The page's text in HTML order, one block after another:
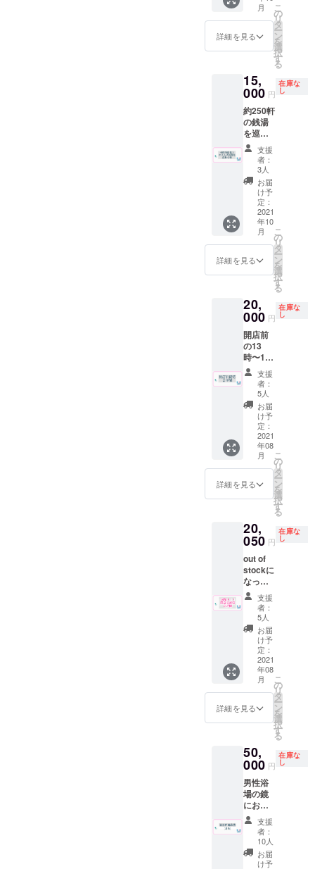
綿１０
０％ 日
染めの
ため色
するこ
とがあ
りま
す。
使って
いくう
ちに落
ち着い
て風合
いが増
しま
す。 ※
郵送は
９月中
頃を予
おりま
す。
https://t
witter.c
om/mid
uno_m
e?s=20
ぬ
https://
kamaw
anu.jp
の江
澤氏に
ご依頼
させて
頂きま
した。
サイ
ズ 約
33cm×
90cm
綿１０
本 ※手
染めの
色移り
するこ
とがあ
りま
す。
使って
いくう
ちに落
ち着い
て風合
いが増
しま
す。 グ
ラスに
ついて
海の屋
号をプ
した
ウォー
ターグ
ラスで
す。 サ
イズ
円周
210mm
口径
6.7×高
さ８cm
リンク
のみの
ご注文
限2022
年９月
送は９
月中頃
を予定
してお
りま
す。 ※
入札件
数が多
い場
合、追
加生産
になる
１ヶ月
ほど遅
ざいま
す。 ※
送料は
プロ
ジェク
トオー
ナー負
担とな
りま
す。
引き
券”を代
用致し
※ドリン
アル
コール
も可
（使用
時に喫
茶での
酒類の
販売が
可能の
場合）
但し未
成年の
方はソ
フトド
リンク
のみの
ご注文
限2022
年９月
末 ※郵
送は９
月中頃
を予定
してお
りま
す。 ※
送料は
プロ
ジェク
トオー
ナー負
担とな
す。 返
礼品の
ターン
でご確
認下さ
い。
壊れが
ない限
り残り
続けま
す。 必
欄にて
ご希望
の名
前、一
言をご
記入下
さい。
※購入後
に彫刻
不可の
内容と
判断す
ること
になっ
てし
まった
場合の
ステム
上でき
ませ
ん。そ
の際は
別の内
容のも
のを彫
刻させ
て頂く
為、
CAMPF
IRE内の
DMにて
やりと
りさせ
ていた
の番号
指定は
せん。
※10月中
での制
作予定
です。
※公序良
俗に反
する彫
刻内容
や第三
者のお
名前は
出来か
ねま
月
詳細を見る
こ
の
リ
タ
ー
ン
を
選
択
す
る
15,
000 円
在庫な
し
約250軒
の銭湯
を巡っ
ている
現役の
番頭が
おすす
めの銭
湯にい
くプラ
ンで
す。(お
風呂代
は店長
の奢り
です) 銭
家とし
ての銭
湯の見
え方、
銭湯や
る側と
しての
物件の
見え方
を兼ね
備えた
店長と
銭湯に
行きま
しょ
う！ 十
條湯店
https://
mobile.t
witter.c
om/8mi
nato7
※16時〜
22時の
間に銭
湯２件
はしご
するよ
うな内
容で
す。 ※
東京近
郊で行
きたい
あれば
そちら
に伺い
ます。
【注
意】こ
ちらの
リター
ンは事
前協議
が必要
支援
者：
3人
お届
け予
定：
2021
年10
月
詳細を見る
こ
の
リ
タ
ー
ン
を
選
択
す
る
20,
000 円
在庫な
し
開店前
の13
時〜15
時で貸
切でサ
ウナ付
きの入
浴がで
きま
す。 お
好きな
喫茶ド
リンク
一人１
杯付き
となり
※ドリン
クはア
ルコー
ルも可
（使用
時に喫
茶での
酒類の
販売が
可能の
場合）
但し未
成年の
方はソ
フトド
リンク
のみの
※先着順
で2021
年8月〜
10月末
までの
木曜日
か土曜
日のい
ずれか
になり
ます。
支援
者：
5人
お届
け予
定：
2021
年08
月
詳細を見る
こ
の
リ
タ
ー
ン
を
選
択
す
る
20,
050 円
在庫な
し
out of
stockに
なって
いたこ
ちらの
プラン
を追加
致しま
した！
リター
ン品の
内容は
同じで
す。 開
店前の
13時〜
貸切で
サウナ
付きの
入浴が
できま
す。 お
好きな
喫茶ド
リンク
一人１
杯付き
支援
者：
5人
お届
け予
定：
2021
年08
月
詳細を見る
こ
の
リ
タ
ー
ン
を
選
択
す
る
50,
000 円
在庫な
し
男性浴
場の鏡
にお好
きな広
告を入
れる権
利で
す。 企
支援
者：
10人
お届
け予